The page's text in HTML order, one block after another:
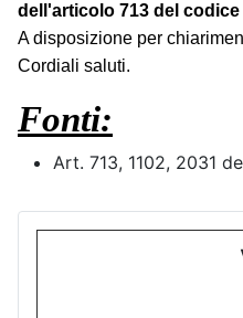
dell'articolo 713 del
A disposizione per
Cordiali saluti.
Fonti:
Art. 713, 1102, 2031